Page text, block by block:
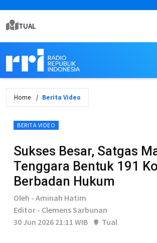
TUAL
Home Berita Video
BERITA VIDEO
Sukses Besar, Satgas
Tenggara Bentuk 191
Berbadan Hukum
Oleh - Aminah Hatim
Editor - Clemens Sarbunan
30 Jun 2026 21:11 WIB
Tual